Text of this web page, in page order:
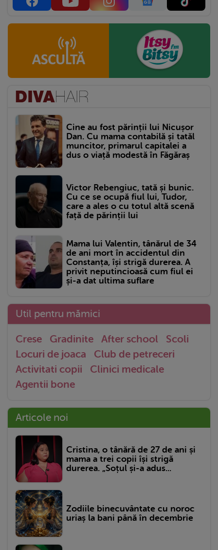
Cine au fost părinții lui Nicușor
Dan. Cu mama contabilă și tatăl
muncitor, primarul capitalei a
dus o viață modestă în Făgăraș
Victor Rebengiuc, tată și bunic.
Cu ce se ocupă fiul lui, Tudor,
care a ales o cu totul altă scenă
față de părinții lui
Mama lui Valentin, tânărul de 34
de ani mort în accidentul din
Constanța, își strigă durerea. A
privit neputincioasă cum fiul ei
și-a dat ultima suflare
Util pentru mămici
Crese Gradinite After school
Scoli
Locuri de joaca
Club de petreceri
Activitati copii
Clinici medicale
Agentii bone
Articole noi
Cristina, o tânără de 27 de ani și
mama a trei copii își strigă
durerea. „Soțul și-a adus...
Zodiile binecuvântate cu noroc
uriaș la bani până în decembrie